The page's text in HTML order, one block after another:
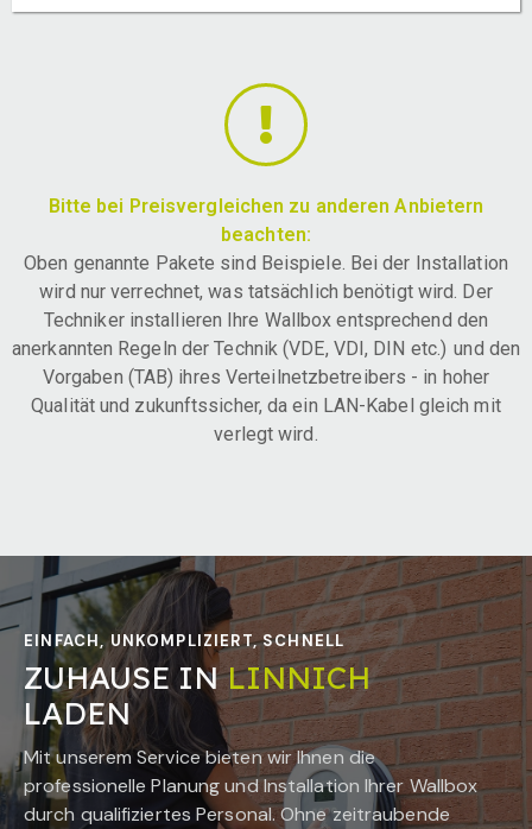
Bitte bei Preisvergleichen zu anderen Anbietern
beachten:
Oben genannte Pakete sind Beispiele. Bei der Installation
wird nur verrechnet, was tatsächlich benötigt wird. Der
Techniker installieren Ihre Wallbox entsprechend den
anerkannten Regeln der Technik (VDE, VDI, DIN etc.) und den
Vorgaben (TAB) ihres Verteilnetzbetreibers - in hoher
Qualität und zukunftssicher, da ein LAN-Kabel gleich mit
verlegt wird.
EINFACH, UNKOMPLIZIERT, SCHNELL
ZUHAUSE INLINNICH
LADEN
Mit unserem Service bieten wir Ihnen die
professionelle Planung und Installation Ihrer Wallbox
durch qualifiziertes Personal. Ohne zeitraubende